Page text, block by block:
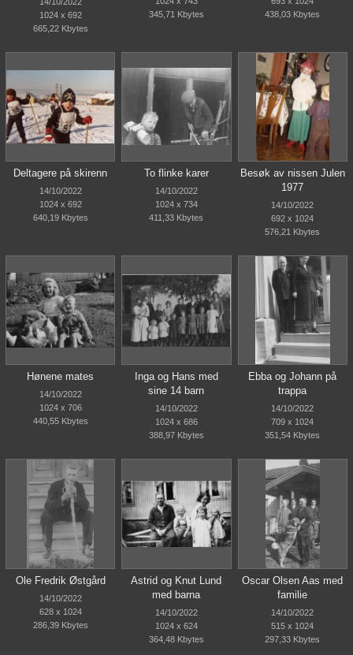
1024 x 692
665,22 Kbytes
345,71 Kbytes
438,03 Kbytes
Deltagere på skirenn
14/10/2022
1024 x 692
640,19 Kbytes
To flinke karer
14/10/2022
1024 x 734
411,33 Kbytes
Besøk av nissen Julen
1977
14/10/2022
692 x 1024
576,21 Kbytes
Hønene mates
14/10/2022
1024 x 706
440,55 Kbytes
Inga og Hans med
sine 14 barn
14/10/2022
1024 x 686
388,97 Kbytes
Ebba og Johann på
trappa
14/10/2022
709 x 1024
351,54 Kbytes
Ole Fredrik Østgård
14/10/2022
628 x 1024
286,39 Kbytes
Astrid og Knut Lund
med barna
14/10/2022
1024 x 624
364,48 Kbytes
Oscar Olsen Aas med
familie
14/10/2022
515 x 1024
297,33 Kbytes